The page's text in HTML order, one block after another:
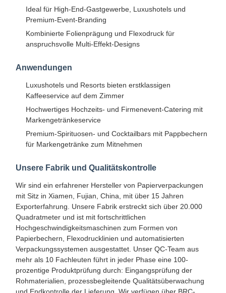
Heim Produkte Über Uns
Werksbesicht
Igung
Ideal für High-End-Gastgewerbe, Luxushotels und
Premium-Event-Branding
Kombinierte Folienprägung und Flexodruck für
anspruchsvolle Multi-Effekt-Designs
Anwendungen
Luxushotels und Resorts bieten erstklassigen
Kaffeeservice auf dem Zimmer
Hochwertiges Hochzeits- und Firmenevent-Catering mit
Markengetränkeservice
Premium-Spirituosen- und Cocktailbars mit Pappbechern
für Markengetränke zum Mitnehmen
Unsere Fabrik und Qualitätskontrolle
Wir sind ein erfahrener Hersteller von Papierverpackungen
mit Sitz in Xiamen, Fujian, China, mit über 15 Jahren
Exporterfahrung. Unsere Fabrik erstreckt sich über 20.000
Quadratmeter und ist mit fortschrittlichen
Hochgeschwindigkeitsmaschinen zum Formen von
Papierbechern, Flexodrucklinien und automatisierten
Verpackungssystemen ausgestattet. Unser QC-Team aus
mehr als 10 Fachleuten führt in jeder Phase eine 100-
prozentige Produktprüfung durch: Eingangsprüfung der
Rohmaterialien, prozessbegleitende Qualitätsüberwachung
und Endkontrolle der Lieferung. Wir verfügen über BRC-,